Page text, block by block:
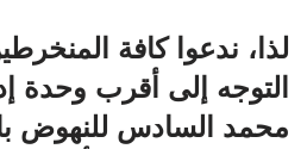
لذا، ندعوا كافة
التوجه إلى أقرب وحدة
محمد السادس للنهوض